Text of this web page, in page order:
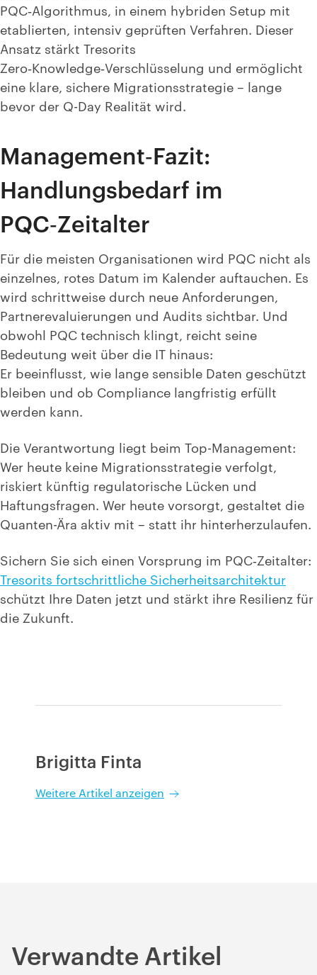
PQC‑Algorithmus, in einem hybriden Setup mit
etablierten, intensiv geprüften Verfahren. Dieser
Ansatz stärkt Tresorits
Zero‑Knowledge‑Verschlüsselung und ermöglicht
eine klare, sichere Migrationsstrategie – lange
bevor der Q-Day Realität wird.
Management‑Fazit:
Handlungsbedarf im
PQC‑Zeitalter
Für die meisten Organisationen wird PQC nicht als
einzelnes, rotes Datum im Kalender auftauchen. Es
wird schrittweise durch neue Anforderungen,
Partnerevaluierungen und Audits sichtbar. Und
obwohl PQC technisch klingt, reicht seine
Bedeutung weit über die IT hinaus:
Er beeinflusst, wie lange sensible Daten geschützt
bleiben und ob Compliance langfristig erfüllt
werden kann.
Die Verantwortung liegt beim Top-Management:
Wer heute keine Migrationsstrategie verfolgt,
riskiert künftig regulatorische Lücken und
Haftungsfragen. Wer heute vorsorgt, gestaltet die
Quanten-Ära aktiv mit – statt ihr hinterherzulaufen.
Sichern Sie sich einen Vorsprung im PQC‑Zeitalter:
Tresorits fortschrittliche Sicherheitsarchitektur
schützt Ihre Daten jetzt und stärkt ihre Resilienz für
die Zukunft.
Brigitta Finta
Weitere Artikel anzeigen
Verwandte Artikel